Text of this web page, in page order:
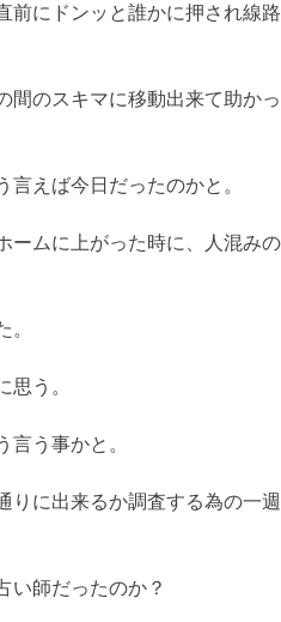
前にドンッと誰かに押され線路
間のスキマに移動出来て助かっ
えば今日だったのかと。
ームに上がった時に、人混みの
。
思う。
言う事かと。
りに出来るか調査する為の一週
い師だったのか？